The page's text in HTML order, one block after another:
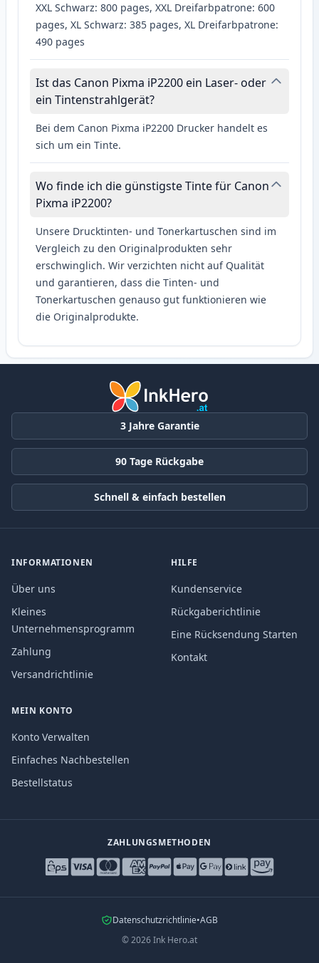
XXL Schwarz: 800 pages, XXL Dreifarbpatrone: 600
pages, XL Schwarz: 385 pages, XL Dreifarbpatrone:
490 pages
Ist das Canon Pixma iP2200 ein Laser- oder
ein Tintenstrahlgerät?
Bei dem Canon Pixma iP2200 Drucker handelt es
sich um ein Tinte.
Wo finde ich die günstigste Tinte für Canon
Pixma iP2200?
Unsere Drucktinten- und Tonerkartuschen sind im
Vergleich zu den Originalprodukten sehr
erschwinglich. Wir verzichten nicht auf Qualität
und garantieren, dass die Tinten- und
Tonerkartuschen genauso gut funktionieren wie
die Originalprodukte.
3 Jahre Garantie
90 Tage Rückgabe
Schnell & einfach bestellen
INFORMATIONEN
Über uns
Kleines
Unternehmensprogramm
Zahlung
Versandrichtlinie
HILFE
Kundenservice
Rückgaberichtlinie
Eine Rücksendung Starten
Kontakt
MEIN KONTO
Konto Verwalten
Einfaches Nachbestellen
Bestellstatus
ZAHLUNGSMETHODEN
Datenschutzrichtlinie•AGB
©2026Ink Hero.at